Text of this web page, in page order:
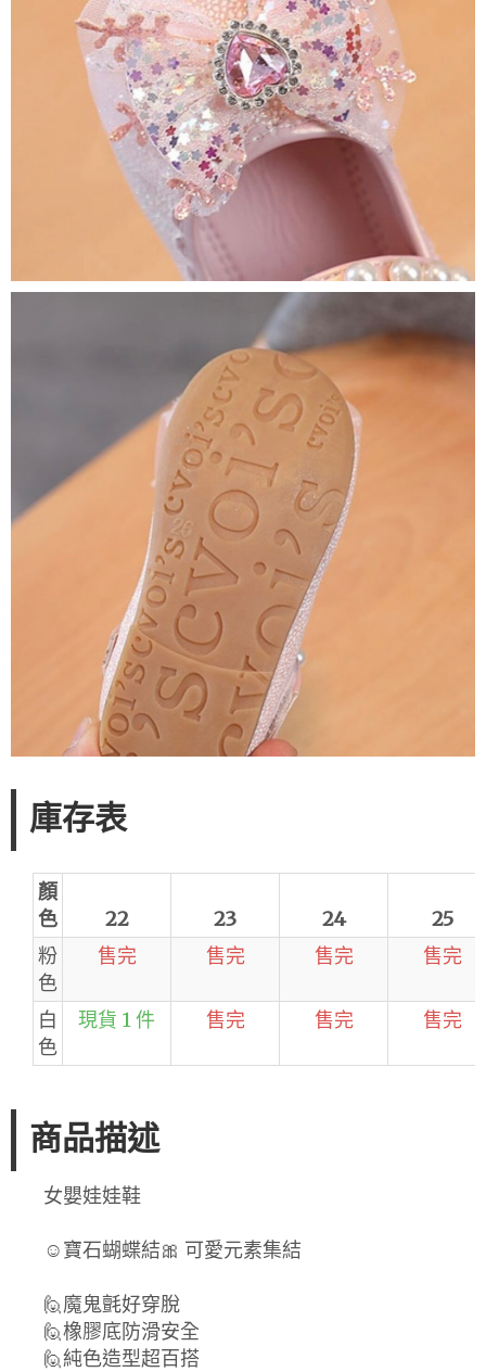
庫存表
顏
色
22 23 24
25
粉
色
售完 售完 售完 售完
白
色
現貨 1 件 售完 售完 售完
商品描述
女嬰娃娃鞋
☺️寶石蝴蝶結🎀 可愛元素集結
🙋魔鬼氈好穿脫
🙋橡膠底防滑安全
🙋純色造型超百搭